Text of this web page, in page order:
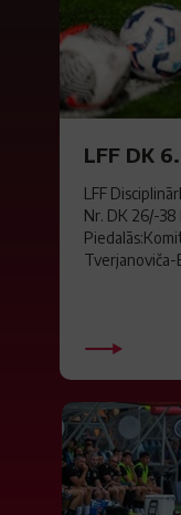
LFF DK
LFF
Nr. DK 26/-38
Tverjanoviča-